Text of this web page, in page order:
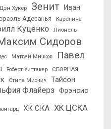
Дэн Хукер Зенит
Иван
Адесанья
Каролина
Куценко
Лионель
Сидоров
Матвей Мичков
Павел
Роберт Уиттакер
СБОРНАЯ
Стипе Миочич
Тайсон
Флайерз Фрэнсис
ХК СКА ХК ЦСКА